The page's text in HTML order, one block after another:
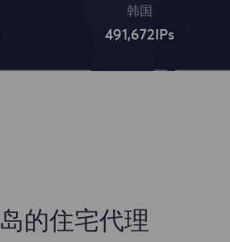
韩国
491,672 IPs
的住宅代理